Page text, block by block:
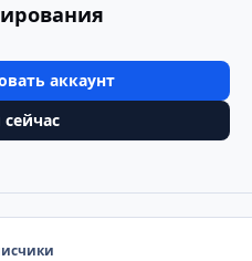
аккаунт